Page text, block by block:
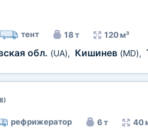
тент 18 т 120 м³
обл. (UA), Кишинев (MD),
рефрижератор 6 т 40